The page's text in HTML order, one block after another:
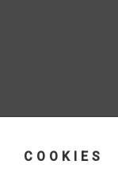
COOKIES
©